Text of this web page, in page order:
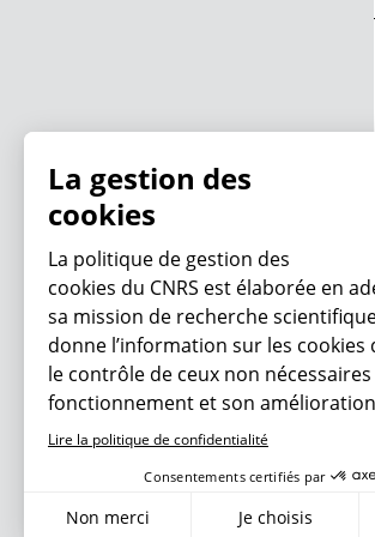
La gestion des
cookies
La politique de gestion des
cookies du CNRS est élaborée en
sa mission de recherche
donne l’information sur les cookies
le contrôle de ceux non nécessaires
fonctionnement et son
Lire la politique de confidentialité
Consentements certifiés par
Non merci Je choisis